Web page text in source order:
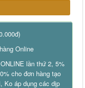
Online
lần thứ 2, 5%
cho đơn hàng tạo
Ko áp dụng các dịp